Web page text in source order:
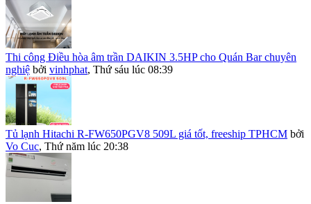
Thi công Điều hòa âm trần DAIKIN 3.5HP cho Quán Bar chuyên
nghiệ bởi vinhphat, Thứ sáu lúc 08:39
Tủ lạnh Hitachi R-FW650PGV8 509L giá tốt, freeship TPHCM bởi
Vo Cuc, Thứ năm lúc 20:38